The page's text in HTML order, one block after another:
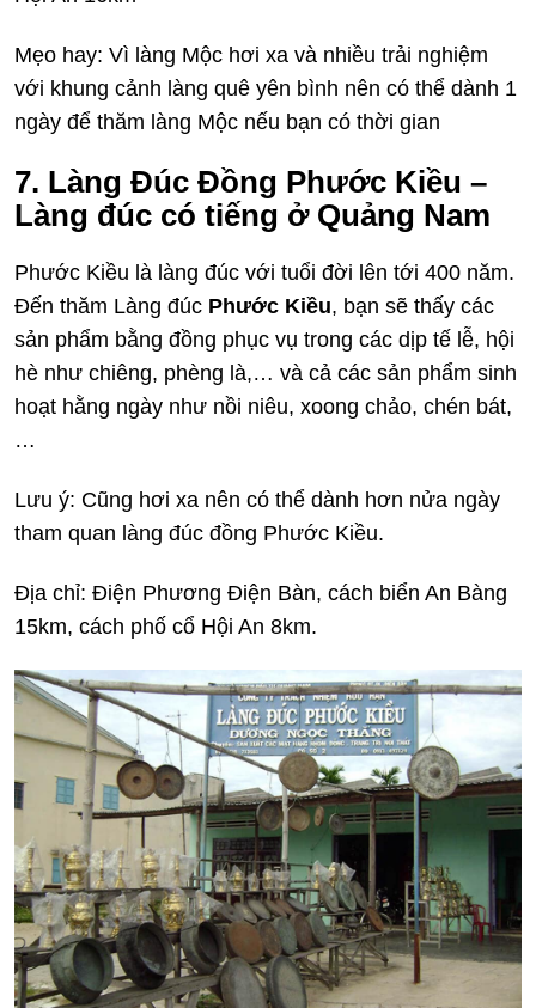
Mẹo hay: Vì làng Mộc hơi xa và nhiều trải nghiệm
với khung cảnh làng quê yên bình nên có thể dành 1
ngày để thăm làng Mộc nếu bạn có thời gian
7. Làng Đúc Đồng Phước Kiều –
Làng đúc có tiếng ở Quảng Nam
Phước Kiều là làng đúc với tuổi đời lên tới 400 năm.
Đến thăm Làng đúc Phước Kiều, bạn sẽ thấy các
sản phẩm bằng đồng phục vụ trong các dịp tế lễ, hội
hè như chiêng, phèng là,… và cả các sản phẩm sinh
hoạt hằng ngày như nồi niêu, xoong chảo, chén bát,
…
Lưu ý: Cũng hơi xa nên có thể dành hơn nửa ngày
tham quan làng đúc đồng Phước Kiều.
Địa chỉ: Điện Phương Điện Bàn, cách biển An Bàng
15km, cách phố cổ Hội An 8km.